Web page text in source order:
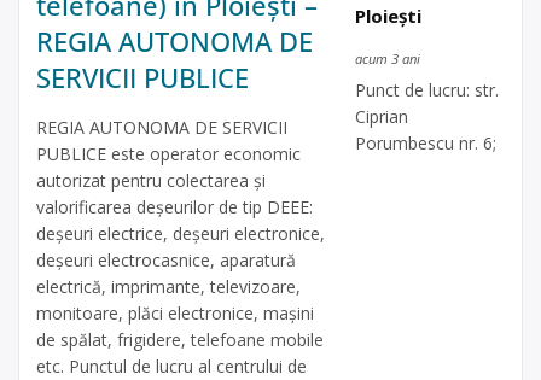
REGIA AUTONOMA DE
SERVICII PUBLICE
REGIA AUTONOMA DE SERVICII
PUBLICE este operator economic
autorizat pentru colectarea și
valorificarea deșeurilor de tip DEEE:
deșeuri electrice, deșeuri electronice,
deșeuri electrocasnice, aparatură
electrică, imprimante, televizoare,
monitoare, plăci electronice, mașini
de spălat, frigidere, telefoane mobile
etc. Punctul de lucru al centrului de
Ploiești
acum 3 ani
Punct de lucru: str.
Ciprian
Porumbescu nr. 6;